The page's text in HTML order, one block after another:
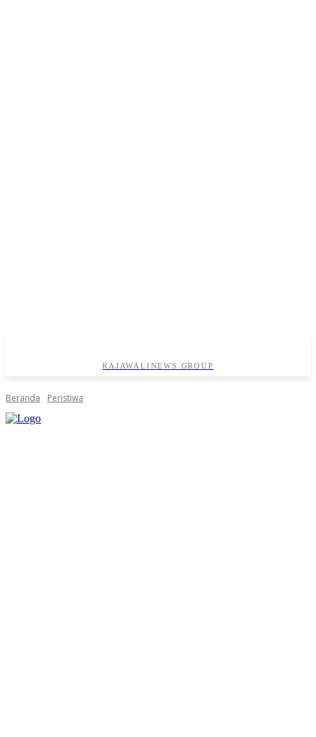
RAJAWALINEWS GROUP
Beranda Peristiwa